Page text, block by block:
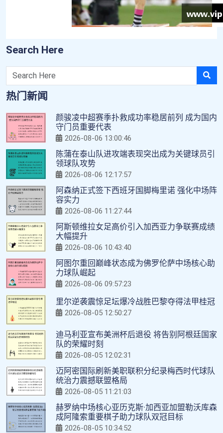
Search Here
热门新闻
颜骏凌中超赛季扑救成功率稳居前列 成为国内
守门员重要代表
2026-08-06 13:00:46
陈蒲在泰山队进攻端表现突出成为关键球员引
领球队攻势
2026-08-06 12:17:57
阿森纳正式签下西班牙国脚梅里诺 强化中场阵
容实力
2026-08-06 11:27:44
阿斯顿维拉女足高价引入加西亚力争联赛成绩
大幅提升
2026-08-06 10:43:40
阿图尔重回巅峰状态成为佛罗伦萨中场核心助
力球队崛起
2026-08-06 09:57:23
里尔逆袭震惊足坛爆冷战胜巴黎夺得法甲桂冠
2026-08-05 12:50:27
迪马利亚宣布美洲杯后退役 将告别阿根廷国家
队的荣耀时刻
2026-08-05 12:02:31
迈阿密国际刷新美职联积分纪录梅西时代球队
统治力震撼联盟格局
2026-08-05 11:21:03
赫罗纳中场核心亚历克斯·加西亚加盟勒沃库森
成阿隆索重要棋子助力球队双冠目标
2026-08-05 10:34:52